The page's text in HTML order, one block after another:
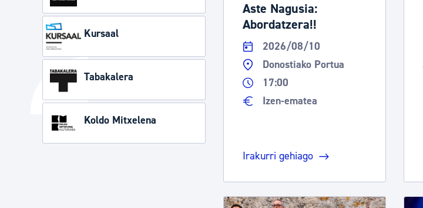
Kursaal
Tabakalera
Koldo Mitxelena
Aste Nagusia:
Abordatzera!!
2026/08/10
Donostiako Portua
17:00
Izen-ematea
Irakurri gehiago